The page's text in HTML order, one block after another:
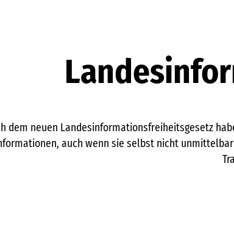
dem neuen Landesinformationsfreiheitsgesetz
auch wenn sie selbst nicht